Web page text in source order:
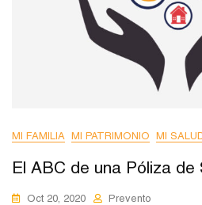
MI FAMILIA MI PATRIMONIO MI
El ABC de una Póliza de
Oct 20, 2020 Prevento